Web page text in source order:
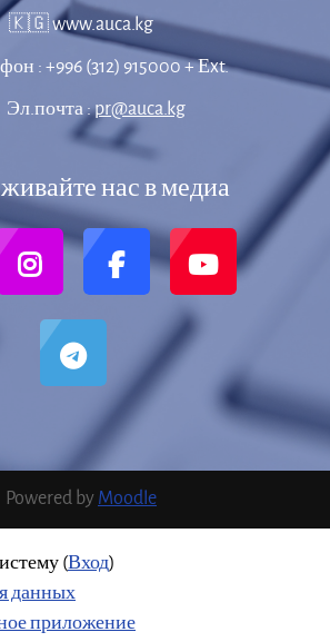
🇰🇬 www.auca.kg
: +996 (312) 915000 + Еxt.
Эл.почта :pr@auca.kg
нас в медиа
Powered byMoodle
(Вход)
данных
приложение